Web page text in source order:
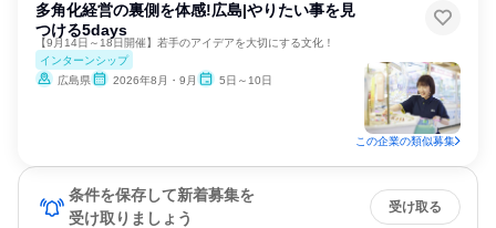
多角化経営の裏側を体感!広島|やりたい事を見
つける5days
【9月14日～18日開催】若手のアイデアを大切にする文化！
インターンシップ
広島県
2026年8月・9月 5日～10日
この企業の類似募集
条件を保存して新着募集を
受け取りましょう
受け取る